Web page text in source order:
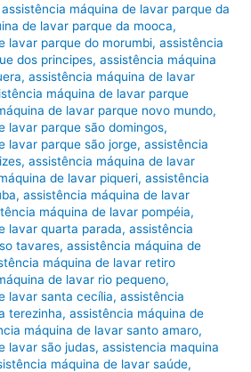
assistência máquina de lavar parque da
de lavar parque da mooca,
lavar parque do morumbi,assistência
dos principes,assistência máquina
,assistência máquina de lavar
máquina de lavar parque
de lavar parque novo mundo,
lavar parque são domingos,
lavar parque são jorge,assistência
,assistência máquina de lavar
de lavar piqueri,assistência
,assistência máquina de lavar
máquina de lavar pompéia,
lavar quarta parada,assistência
tavares,assistência máquina de
máquina de lavar retiro
de lavar rio pequeno,
lavar santa cecília,assistência
terezinha,assistência máquina de
máquina de lavar santo amaro,
lavar são judas,assistencia maquina
máquina de lavar saúde,